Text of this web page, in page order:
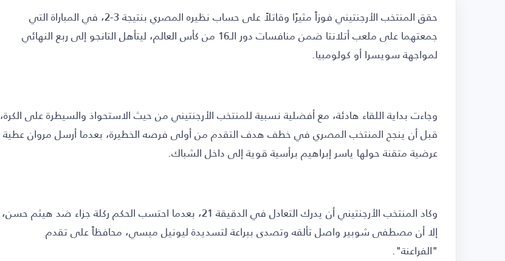
حقق المنتخب الأرجنتيني فوزاً مثيرًا وقاتلاً على حساب نظيره المصري بنتيجة 3-2، في المباراة التي
جمعتهما على ملعب أتلانتا ضمن منافسات دور الـ16 من كأس العالم، ليتأهل التانجو إلى ربع النهائي
لمواجهة سويسرا أو كولومبيا.
وجاءت بداية اللقاء هادئة، مع أفضلية نسبية للمنتخب الأرجنتيني من حيث الاستحواذ والسيطرة على الكرة،
قبل أن ينجح المنتخب المصري في خطف هدف التقدم من أولى فرصه الخطيرة، بعدما أرسل مروان عطية
عرضية متقنة حولها ياسر إبراهيم برأسية قوية إلى داخل الشباك.
وكاد المنتخب الأرجنتيني أن يدرك التعادل في الدقيقة 21، بعدما احتسب الحكم ركلة جزاء ضد هيثم حسن،
إلا أن مصطفى شوبير واصل تألقه وتصدى ببراعة لتسديدة ليونيل ميسي، محافظاً على تقدم
"الفراعنة".